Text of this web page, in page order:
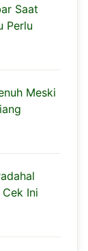
Saat
Perlu
Meski
Ini